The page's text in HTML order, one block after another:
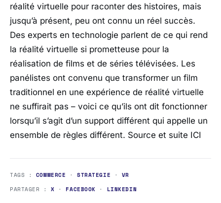
réalité virtuelle pour raconter des histoires, mais
jusqu’à présent, peu ont connu un réel succès.
Des experts en technologie parlent de ce qui rend
la réalité virtuelle si prometteuse pour la
réalisation de films et de séries télévisées. Les
panélistes ont convenu que transformer un film
traditionnel en une expérience de réalité virtuelle
ne suffirait pas – voici ce qu’ils ont dit fonctionner
lorsqu’il s’agit d’un support différent qui appelle un
ensemble de règles différent. Source et suite ICI
TAGS : COMMERCE ·STRATEGIE · VR
PARTAGER :X · FACEBOOK · LINKEDIN